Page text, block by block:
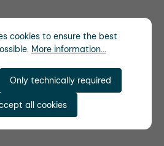
cookies to ensure the best
More information...
Only technically required
all cookies